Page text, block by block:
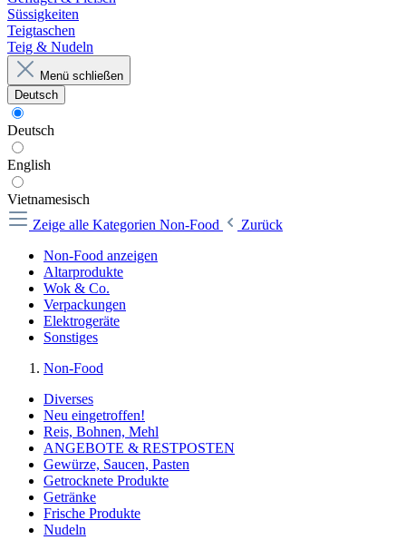
Süssigkeiten
Teigtaschen
Teig & Nudeln
Menü schließen
Deutsch
Deutsch
English
Vietnamesisch
Zeige alle Kategorien Non-Food
Zurück
Non-Food anzeigen
Altarprodukte
Wok & Co.
Verpackungen
Elektrogeräte
Sonstiges
Non-Food
Diverses
Neu eingetroffen!
Reis, Bohnen, Mehl
ANGEBOTE & RESTPOSTEN
Gewürze, Saucen, Pasten
Getrocknete Produkte
Getränke
Frische Produkte
Nudeln